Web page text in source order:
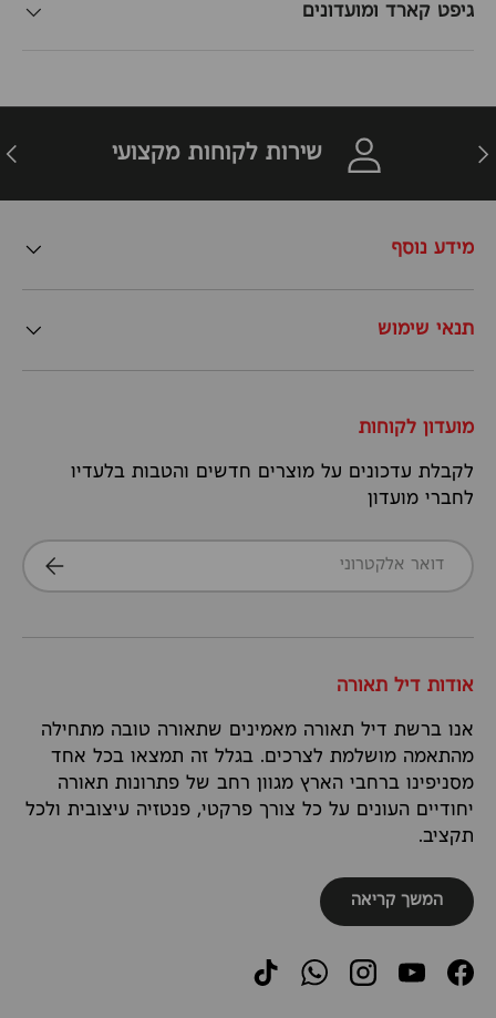
גיפט קארד ומועדונים
חזרה שירות לקוחות מקצועי
מידע נוסף
תנאי שימוש
מועדון לקוחות
לקבלת עדכונים על מוצרים חדשים והטבות בלעדיו
לחברי מועדון
דואר אלקטרוני
הרשמה
אודות דיל תאורה
אנו ברשת דיל תאורה מאמינים שתאורה טובה מתחילה
מהתאמה מושלמת לצרכים. בגלל זה תמצאו בכל אחד
מסניפינו ברחבי הארץ מגוון רחב של פתרונות תאורה
יחודיים העונים על כל צורך פרקטי, פנטזיה עיצובית ולכל
תקציב.
המשך קריאה
Facebook
YouTube
Instagram
WhatsApp
TikTok